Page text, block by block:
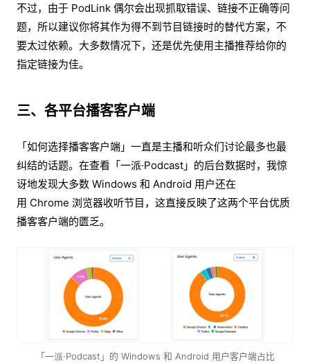
不过，由于 PodLink 偶尔会出现抓取错误、链接不正确等问
题，所以建议你将其作为得不到节目链接时的替代方案，不
要太过依赖。大多数情况下，还是优先使用主播推荐给你的
指定链接为佳。
三、各平台播客客户端
「如何选择播客客户端」一直是主播和听众们讨论最多也最
纠结的话题。在查看「一派·Podcast」的后台数据时，我惊
讶地发现大多数 Windows 和 Android 用户还在
用 Chrome 浏览器收听节目，这直接反映了这两个平台优质
播客客户端的匮乏。
「一派·Podcast」的 Windows 和 Android 用户客户端占比